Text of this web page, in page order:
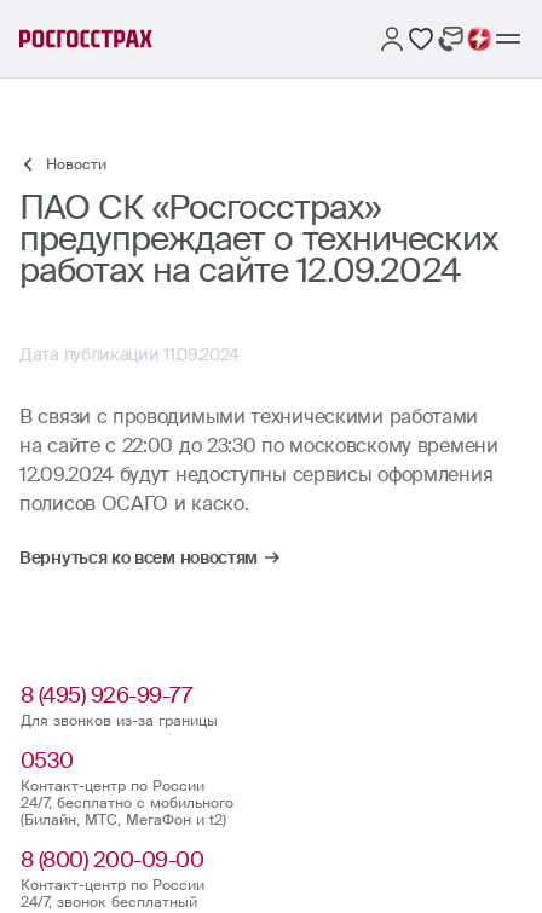
Новости
ПАО СК «Росгосстрах»
предупреждает о технических
работах на сайте 12.09.2024
Дата публикации 11.09.2024
В связи с проводимыми техническими работами
на сайте с 22:00 до 23:30 по московскому времени
12.09.2024 будут недоступны сервисы оформления
полисов ОСАГО и каско.
Вернуться ко всем новостям
8 (495) 926-99-77
Для звонков из-за границы
0530
Контакт-центр по России
24/7, бесплатно с мобильного
(Билайн, МТС, МегаФон и t2)
8 (800) 200-09-00
Контакт-центр по России
24/7, звонок бесплатный